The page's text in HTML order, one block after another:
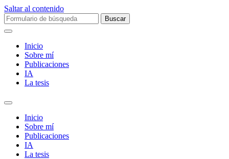
Saltar al contenido
Buscar:
Inicio
Sobre mí­
Publicaciones
IA
La tesis
Alternar
campo
búsqueda
Inicio
Sobre mí­
Publicaciones
IA
La tesis